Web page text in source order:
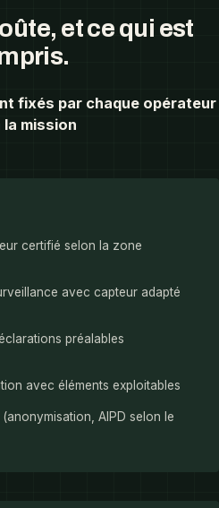
et ce qui est
fixés par chaque opérateur
la mission
certifié selon la zone
avec capteur adapté
préalables
avec éléments exploitables
AIPD selon le